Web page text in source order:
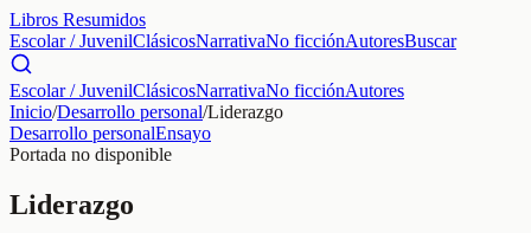
Libros Resumidos
Escolar / JuvenilClásicosNarrativaNo ficciónAutoresBuscar
Escolar / JuvenilClásicosNarrativaNo ficciónAutores
Inicio/Desarrollo personal/Liderazgo
Desarrollo personalEnsayo
Portada no disponible
Liderazgo